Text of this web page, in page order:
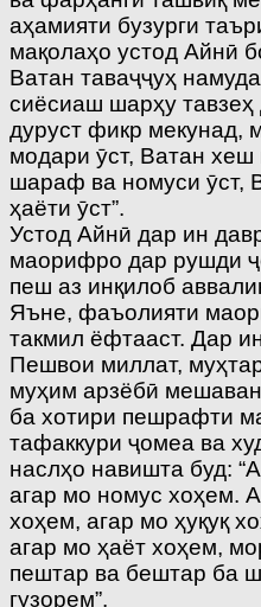
аҳамияти бузурги
мақолаҳо устод Айнӣ
Ватан таваҷҷуҳ
сиёсиаш шарҳу тавзеҳ
дуруст фикр мекунад,
модари ӯст, Ватан хеш
шараф ва номуси ӯст,
ҳаёти ӯст”.
Устод Айнӣ дар ин
маорифро дар рушди
пеш аз инқилоб
Яъне, фаъолияти
такмил ёфтааст. Дар
Пешвои миллат,
муҳим арзёбӣ
ба хотири пешрафти
тафаккури ҷомеа ва
наслҳо навишта буд:
агар мо номус хоҳем.
хоҳем, агар мо ҳуқуқ
агар мо ҳаёт хоҳем,
пештар ва бештар ба
гузорем”.